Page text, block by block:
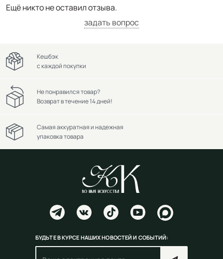
Ещё никто не оставил отзыва.
задать вопрос
Кешбэк
с каждой покупки
Не понравился товар?
Возврат в течение 14 дней!
Самая аккуратная и надежная
упаковка товара
БУДЬТЕ В КУРСЕ НАШИХ НОВОСТЕЙ И СОБЫТИЙ: